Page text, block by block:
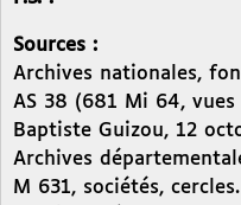
Sources :
Archives nationales,
AS 38 (681 Mi 64,
Baptiste Guizou, 12
Archives
M 631, sociétés, cercles.